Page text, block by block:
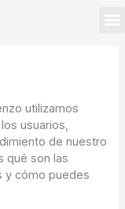
utilizamos
usuarios,
de nuestro
qué son las
y cómo puedes